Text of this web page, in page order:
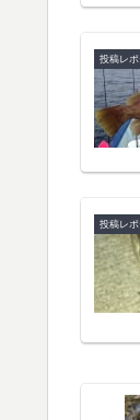
投稿レポ
投稿レポ